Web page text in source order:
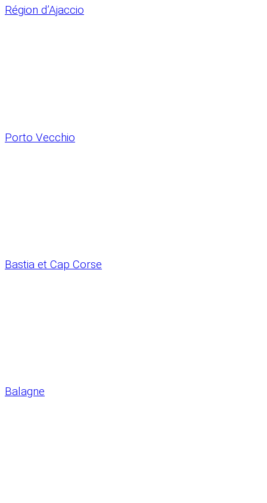
Région d’Ajaccio
Porto Vecchio
Bastia et Cap Corse
Balagne